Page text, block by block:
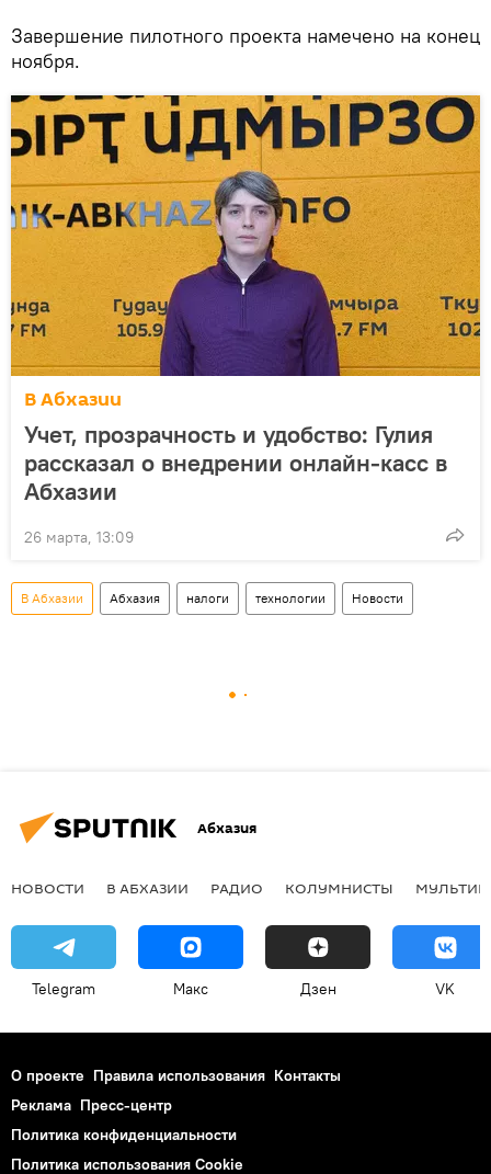
Завершение пилотного проекта намечено на конец
ноября.
В Абхазии
Учет, прозрачность и удобство: Гулия
рассказал о внедрении онлайн-касс в
Абхазии
26 марта, 13:09
В Абхазии Абхазия налоги технологии Новости
Абхазия
НОВОСТИ В АБХАЗИИ РАДИО КОЛУМНИСТЫ
Telegram Макс Дзен VK
О проекте Правила использования Контакты
Реклама Пресс-центр
Политика конфиденциальности
Политика использования Cookie